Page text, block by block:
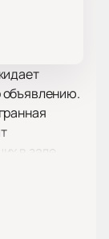
в зале.